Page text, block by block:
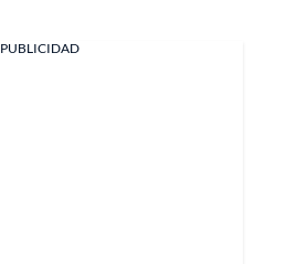
PUBLICIDAD